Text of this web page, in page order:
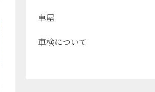
車屋
車検について